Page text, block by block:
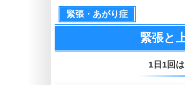
緊張・あがり症
緊張と
1日1回は